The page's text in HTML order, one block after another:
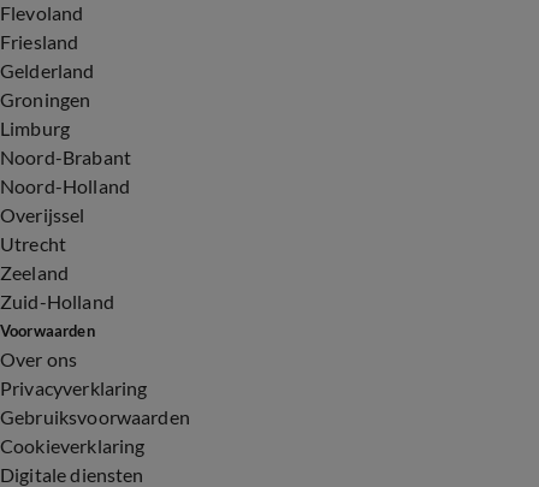
Flevoland
Friesland
Gelderland
Groningen
Limburg
Noord-Brabant
Noord-Holland
Overijssel
Utrecht
Zeeland
Zuid-Holland
Voorwaarden
Over ons
Privacyverklaring
Gebruiksvoorwaarden
Cookieverklaring
Digitale diensten